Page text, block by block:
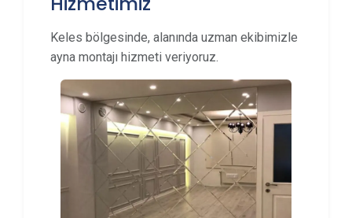
Keles bölgesinde, alanında uzman ekibimizle
ayna montajı hizmeti veriyoruz.